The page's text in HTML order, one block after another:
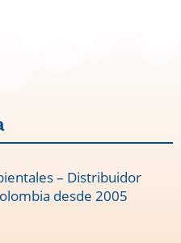
– Distribuidor
desde 2005